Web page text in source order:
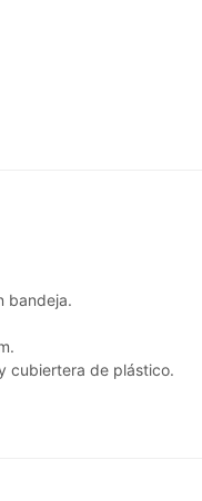
bandeja.
cubiertera de plástico.